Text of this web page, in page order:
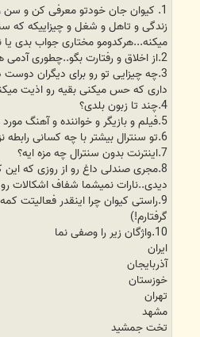
1. کیوان جان خودتو معرفی کن و سن
زندگی و تاهل و شغل و چیزاییکه که
میکنه...هرکدومو مختاری جواب بدی یا
2.از اخلاق و رفتارت بگو..چطوری آدمی هستی؟
3.چه چیزایی تو رو برای دیگران
داری که حس میکنی بقیه رو اذیت
4.چند تا زبون بلدی؟
5.فیلم و بازیگر و خواننده و آهنگ مورد علاقه؟
6.تو سنترال بیشتر با چه کسانی رابطه نزدیک داری؟
7.اینترنت بدون سنترال چه مزه ایه؟
8.مجری صندلی داغ رو از روزی که این
دیدی..نارات نمیشما شفاف اشکالات
9.راستی کیوان چرا اینقدر فعالیتت
گرفتارم!)
10.واژگان زیر را وصفی نما
ایران
آذربایجان
خوزستان
تهران
مشهد
تخت جمشید